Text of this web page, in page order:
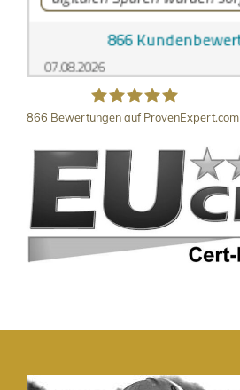
LB Detektive GmbH
866 Bewertungen auf ProvenExpert.com